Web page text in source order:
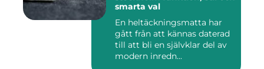
smarta val
En heltäckningsmatta har
gått från att kännas daterad
till att bli en självklar del av
modern inredn...